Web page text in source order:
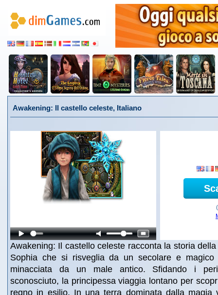
Awakening: Il castello celeste, Italiano
Awakening: Il castello celeste racconta la storia
Sophia che si risveglia da un secolare e
minacciata da un male antico. Sfidando i
sconosciuto, la principessa viaggia lontano per
regno in esilio. In una terra dominata dalla magia